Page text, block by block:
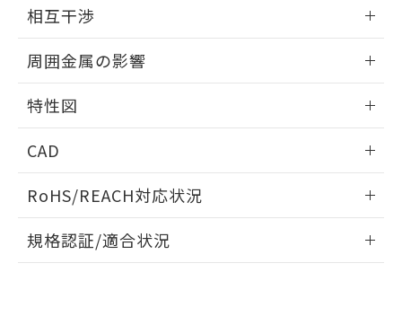
出力段回路図
相互干渉
相互干渉
A: 30mm以上、B: 20mm以上
周囲金属の影響
周囲金属の影響
特性図
検出物体の大きさと材質による影響
CAD
ドすることができます。
ログイン/会員登録
RoHS/REACH対応状況
EU RoHS 注意事項・凡例
規格認証/適合状況
物質の対応では、対応完了までの期間は出
荷製品に未対応品が混在することから備考
既に当社にて対応品への在庫切替を完了
していることから、特段のことがない限
り、2022年1月12日より割愛しておりま